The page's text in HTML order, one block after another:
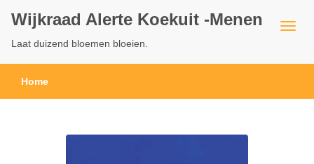
Wijkraad Alerte Koekuit -Menen
Laat duizend bloemen bloeien.
Home